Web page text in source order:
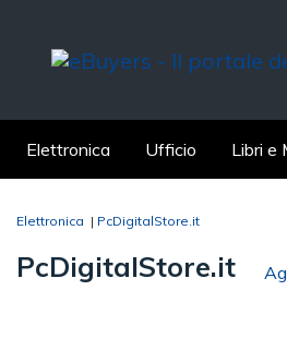
Elettronica Ufficio Libri e
Elettronica | PcDigitalStore.it
PcDigitalStore.it